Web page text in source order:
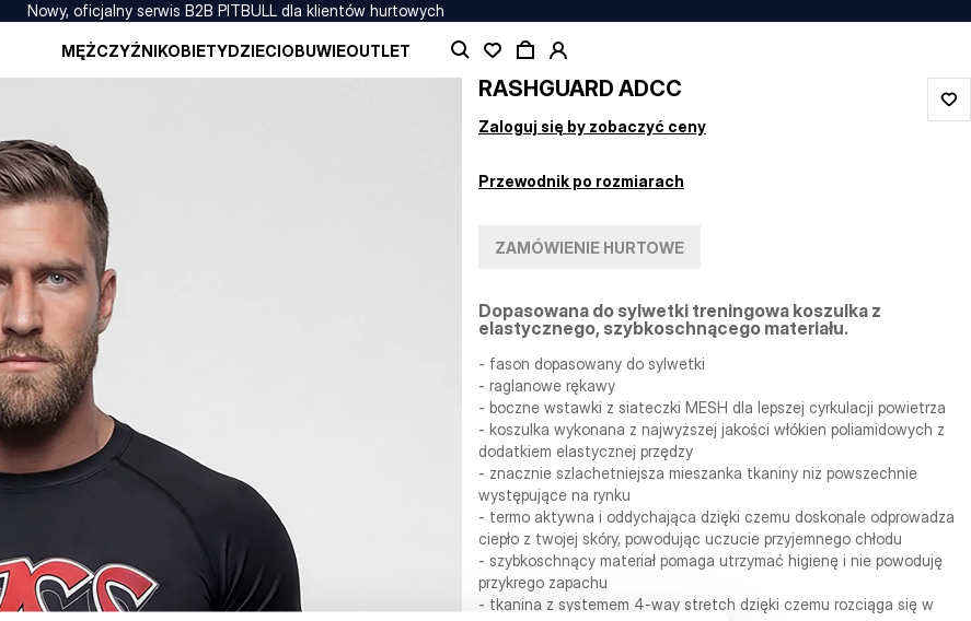
Nowy, oficjalny serwis B2B PITBULL dla klientów hurtowych
MĘŻCZYŹNIKOBIETYDZIECIOBUWIEOUTLET
RASHGUARD ADCC
Zaloguj się by zobaczyć ceny
Przewodnik po rozmiarach
ZAMÓWIENIE HURTOWE
Dopasowana do sylwetki treningowa koszulka z
elastycznego, szybkoschnącego materiału.
- fason dopasowany do sylwetki
- raglanowe rękawy
- boczne wstawki z siateczki MESH dla lepszej cyrkulacji powietrza
- koszulka wykonana z najwyższej jakości włókien poliamidowych z
dodatkiem elastycznej przędzy
- znacznie szlachetniejsza mieszanka tkaniny niż powszechnie
występujące na rynku
- termo aktywna i oddychająca dzięki czemu doskonale odprowadza
ciepło z twojej skóry, powodując uczucie przyjemnego chłodu
- szybkoschnący materiał pomaga utrzymać higienę i nie powoduję
przykrego zapachu
- tkanina z systemem 4-way stretch dzięki czemu rozciąga się w